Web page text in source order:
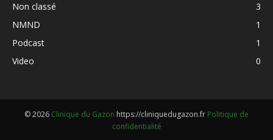
Non classé
3
NMND
1
Podcast
1
Video
0
© 2026 Clinique du Gazon https://cliniquedugazon.fr Politique de
confidentialité